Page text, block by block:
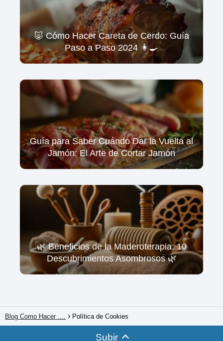
🐷 Cómo Hacer Careta de Cerdo: Guía
Paso a Paso 2024 👩‍🍳
Guía para Saber Cuándo Dar la Vuelta al
Jamón: El Arte de Cortar Jamón
🌿 Beneficios de la Maderoterapia: 10
Descubrimientos Asombrosos 🌿
Blog Como Hacer .... Política de Cookies
Subir